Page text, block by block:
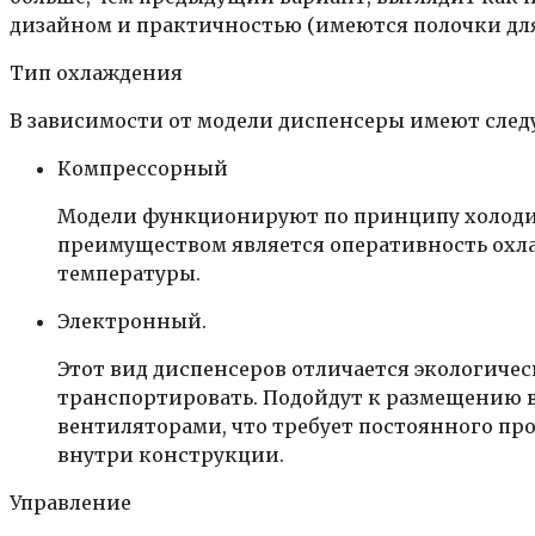
дизайном и практичностью (имеются полочки
Тип охлаждения
В зависимости от модели диспенсеры имеют
Компрессорный
Модели функционируют по принципу
преимуществом является оперативность
температуры.
Электронный.
Этот вид диспенсеров отличается
транспортировать. Подойдут к
вентиляторами, что требует постоянного
внутри конструкции.
Управление